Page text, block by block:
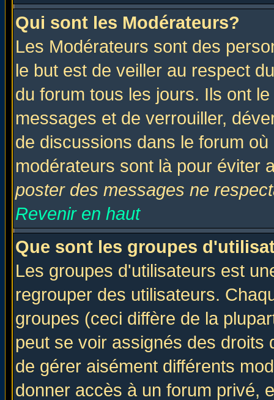
Qui sont les Modérateurs?
Les Modérateurs sont des
le but est de veiller au respect
du forum tous les jours. Ils ont
messages et de verrouiller,
de discussions dans le forum
modérateurs sont là pour éviter
poster des messages ne
Revenir en haut
Que sont les groupes
Les groupes d'utilisateurs est
regrouper des utilisateurs.
groupes (ceci diffère de la
peut se voir assignés des
de gérer aisément différents
donner accès à un forum privé,